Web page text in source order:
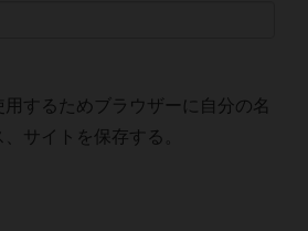
するためブラウザーに自分の名
サイトを保存する。